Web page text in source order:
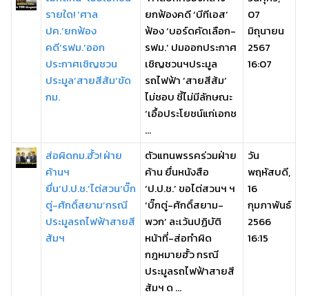
รายใด! ‘ศาล
ปค.’ยกฟ้อง
คดี‘รฟม.’ออก
ประกาศเชิญชวน
ประมูล‘สายสีส้ม’ขัด
กม.
ยกฟ้องคดี ‘บีทีเอส’
ฟ้อง ‘บอร์ดคัดเลือก-
รฟม.’ ปมออกประกาศ
เชิญชวนฯประมูล
รถไฟฟ้า ‘สายสีส้ม’
ไม่ชอบ ชี้ไม่มีลักษณะ
‘เอื้อประโยชน์แก่เอกช
...
07
มิถุนายน
2567
16:07
ส่อผิดกม.ฮั้ว! ฝ่าย
ค้านฯ
ยื่น‘ป.ป.ช.’ไต่สวน‘บิ๊ก
ตู่-ศักดิ์สยาม’กรณี
ประมูลรถไฟฟ้าสายสี
ส้มฯ
ตัวแทนพรรคร่วมฝ่าย
ค้าน ยื่นหนังสือ
‘ป.ป.ช.’ ขอไต่สวนฯ ฯ
‘บิ๊กตู่-ศักดิ์สยาม-
พวก’ ละเว้นปฏิบัติ
หน้าที่-ส่อทำผิด
กฎหมายฮั้ว กรณี
ประมูลรถไฟฟ้าสายสี
ส้มฯ ด ...
วัน
พฤหัสบดี,
16
กุมภาพันธ์
2566
16:15